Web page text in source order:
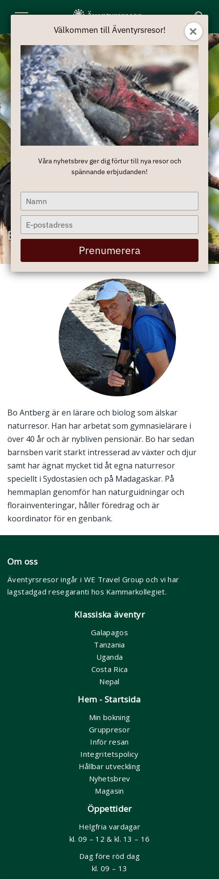
Bo Antberg
Bo Antberg är en lärare och biolog som älskar
naturresor. Han har arbetat som gymnasielärare i
över 40 år och är nybliven pensionär. Bo har sedan
barnsben varit starkt intresserad av växter och djur
samt har ägnat mycket tid åt egna naturresor
speciellt i Sydostasien och på Madagaskar. På
hemmaplan genomför han naturguidningar och
florainventeringar, håller föredrag och är
koordinator för en genbank.
Om oss
Äventyrsresor ingår i WE Travel Group och vi har
lagstadgad resegaranti hos Kammarkollegiet.
Klassiska äventyr
Galapagos
Tanzania
Uganda
Costa Rica
Nepal
Hem - Startsida
Min bokning
Gruppresor
Inför resan
Integritetspolicy
Hållbar utveckling
Nyhetsbrev
Magasin
Öppettider
Helgfria vardagar
kl. 09 – 12 & kl. 13 – 16
Dag före röd dag
kl. 09 – 13
Välkommen till Äventyrsresor!
Våra nyhetsbrev ger dig förtur till nya resor och
spännande erbjudanden!
Type
your
name
Type
your
email
Prenumerera